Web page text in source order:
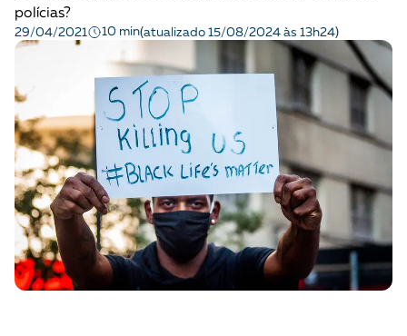
FORMATOS
Apoie a Brasil de Direitos
A [BD] conta as histórias de quem defende
direitos humanos no Brasil. Para continuar,
polícias?
29/04/2021 10 min(atualizado 15/08/2024 às 13h24)